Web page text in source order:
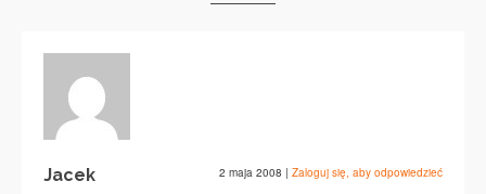
Jacek 2 maja 2008 | Zaloguj się, aby odpowiedzieć